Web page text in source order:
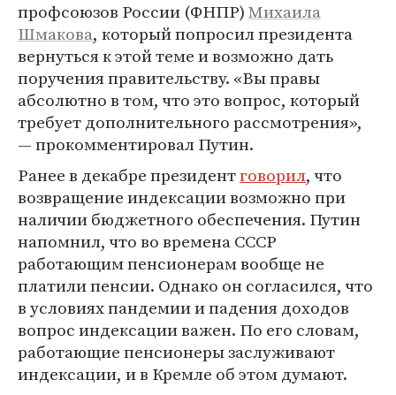
профсоюзов России (ФНПР)Михаила
Шмакова, который попросил президента
вернуться к этой теме и возможно дать
поручения правительству. «Вы правы
абсолютно в том, что это вопрос, который
требует дополнительного рассмотрения»,
— прокомментировал Путин.
Ранее в декабре президентговорил, что
возвращение индексации возможно при
наличии бюджетного обеспечения. Путин
напомнил, что во времена СССР
работающим пенсионерам вообще не
платили пенсии. Однако он согласился, что
в условиях пандемии и падения доходов
вопрос индексации важен. По его словам,
работающие пенсионеры заслуживают
индексации, и в Кремле об этом думают.